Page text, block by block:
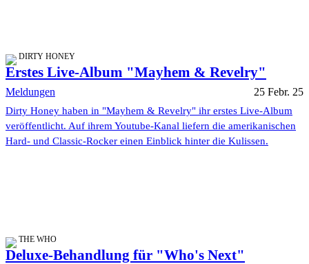
DIRTY HONEY
Erstes Live-Album "Mayhem & Revelry"
Meldungen 25 Febr. 25
Dirty Honey haben in "Mayhem & Revelry" ihr erstes Live-Album
veröffentlicht. Auf ihrem Youtube-Kanal liefern die amerikanischen
Hard- und Classic-Rocker einen Einblick hinter die Kulissen.
THE WHO
Deluxe-Behandlung für "Who's Next"